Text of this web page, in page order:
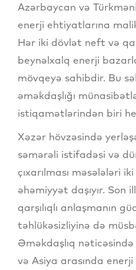
Azərbaycan və
enerji ehtiyatlarına
Hər iki dövlət neft və
beynəlxalq enerji
mövqeyə sahibdir. Bu
əməkdaşlığı
istiqamətlərindən biri
Xəzər hövzəsində
səmərəli istifadəsi və
çıxarılması məsələləri
əhəmiyyət daşıyır. Son
qarşılıqlı anlaşmanın
təhlükəsizliyinə də
Əməkdaşlıq
və Asiya arasında